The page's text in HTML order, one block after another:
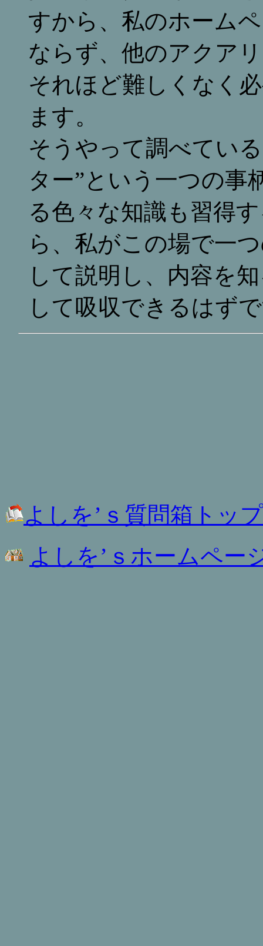
すから、私のホーム
ならず、他のアクア
それほど難しくなく
ます。
そうやって調べてい
ター”という一つの事
る色々な知識も習得
ら、私がこの場で一
して説明し、内容を
して吸収できるはず
よしを’ｓ質問箱トッ
よしを’ｓホームペー